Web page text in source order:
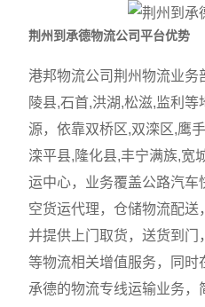
荆州到承德物流公司平台优势
港邦物流公司荆州物流业务
陵县,石首,洪湖,松滋,监利
源，依靠双桥区,双滦区,鹰
滦平县,隆化县,丰宁满族,宽
运中心，业务覆盖公路汽车
空货运代理，仓储物流配送
并提供上门取货，送货到门
等物流相关增值服务，同时
承德的物流专线运输业务